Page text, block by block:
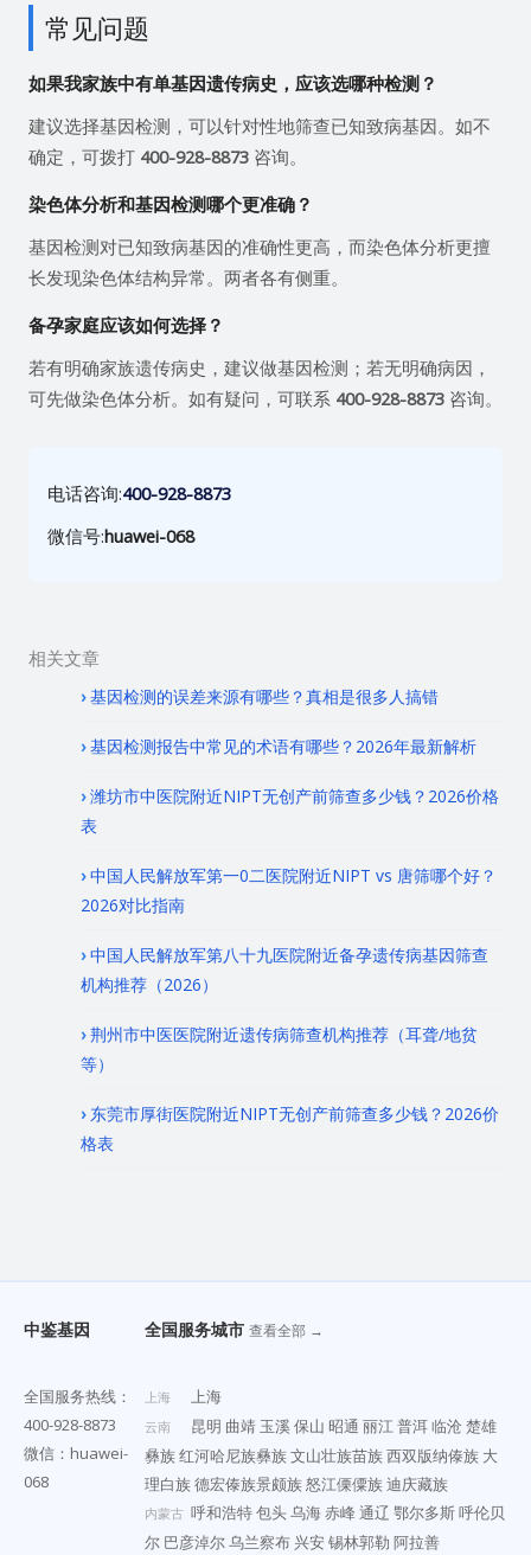
常见问题
如果我家族中有单基因遗传病史，应该选哪种检测？
建议选择基因检测，可以针对性地筛查已知致病基因。如不
确定，可拨打 400-928-8873咨询。
染色体分析和基因检测哪个更准确？
基因检测对已知致病基因的准确性更高，而染色体分析更擅
长发现染色体结构异常。两者各有侧重。
备孕家庭应该如何选择？
若有明确家族遗传病史，建议做基因检测；若无明确病因，
可先做染色体分析。如有疑问，可联系 400-928-8873咨询。
电话咨询:400-928-8873
微信号:huawei-068
相关文章
基因检测的误差来源有哪些？真相是很多人搞错
基因检测报告中常见的术语有哪些？2026年最新解析
潍坊市中医院附近NIPT无创产前筛查多少钱？2026价格
表
中国人民解放军第一0二医院附近NIPT vs 唐筛哪个好？
2026对比指南
中国人民解放军第八十九医院附近备孕遗传病基因筛查
机构推荐（2026）
荆州市中医医院附近遗传病筛查机构推荐（耳聋/地贫
等）
东莞市厚街医院附近NIPT无创产前筛查多少钱？2026价
格表
中鉴基因
全国服务热线：
400-928-8873
微信：huawei-
068
全国服务城市 查看全部 →
上海 上海
云南 昆明 曲靖 玉溪保山 昭通 丽江普洱临沧楚雄
彝族红河哈尼族彝族文山壮族苗族西双版纳傣族 大
理白族德宏傣族景颇族怒江傈僳族迪庆藏族
内蒙古 呼和浩特包头乌海赤峰通辽 鄂尔多斯呼伦贝
尔 巴彦淖尔乌兰察布 兴安锡林郭勒 阿拉善